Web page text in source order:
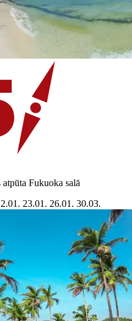
Fukuoka salā
23.01. 26.01. 30.03.